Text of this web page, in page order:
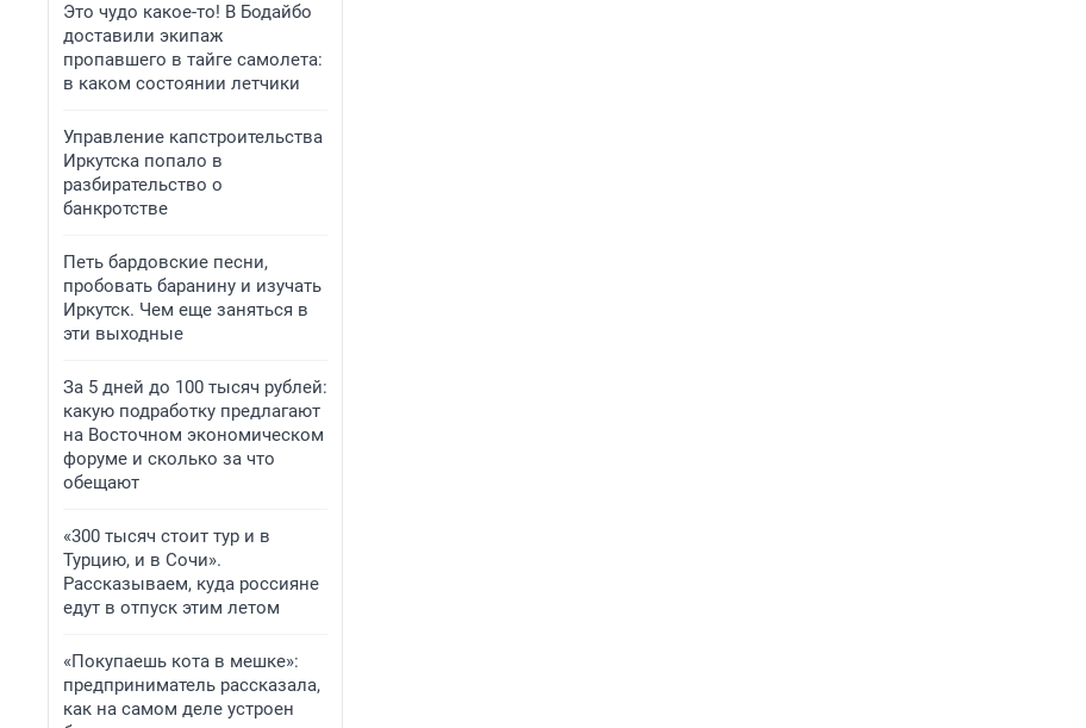
Это чудо какое-то! В Бодайбо
доставили экипаж
пропавшего в тайге самолета:
в каком состоянии летчики
Управление капстроительства
Иркутска попало в
разбирательство о
банкротстве
Петь бардовские песни,
пробовать баранину и изучать
Иркутск. Чем еще заняться в
эти выходные
За 5 дней до 100 тысяч рублей:
какую подработку предлагают
на Восточном экономическом
форуме и сколько за что
обещают
«300 тысяч стоит тур и в
Турцию, и в Сочи».
Рассказываем, куда россияне
едут в отпуск этим летом
«Покупаешь кота в мешке»:
предприниматель рассказала,
как на самом деле устроен